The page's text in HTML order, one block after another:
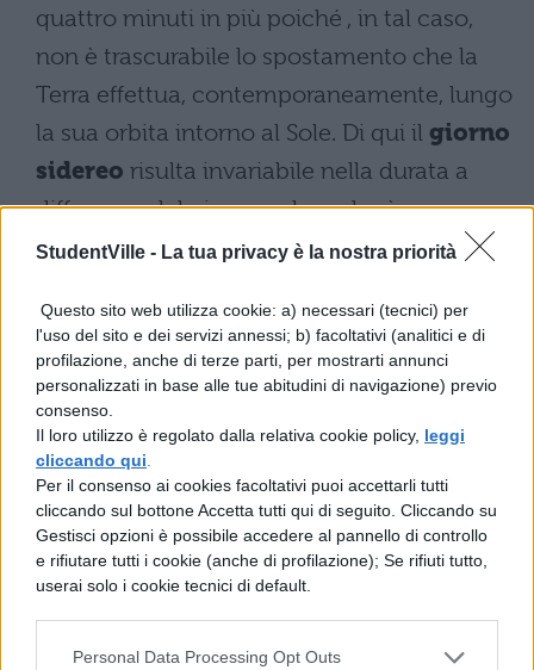
StudentVille - La tua privacy è la nostra priorità
Questo sito web utilizza cookie: a) necessari (tecnici) per
l'uso del sito e dei servizi annessi; b) facoltativi (analitici e di
profilazione, anche di terze parti, per mostrarti annunci
personalizzati in base alle tue abitudini di navigazione) previo
consenso.
Il loro utilizzo è regolato dalla relativa cookie policy, leggi
cliccando qui
Per il consenso ai cookies facoltativi puoi accettarli tutti
cliccando sul bottone Accetta tutti qui di seguito. Cliccando su
Gestisci opzioni è possibile accedere al pannello di controllo
e rifiutare tutti i cookie (anche di profilazione); Se rifiuti tutto,
userai solo i cookie tecnici di default.
Personal Data Processing Opt Outs
quattro minuti in più poiché , in tal caso,
non è trascurabile lo spostamento che la
Terra effettua, contemporaneamente, lungo
la sua orbita intorno al Sole. Di qui il giorno
sidereo risulta invariabile nella durata a
differenza del giorno solare che è
influenzato dalla variazione di velocità della
TI POTREBBE INTERESSARE
TEMI E SAGGI
Spiega la differenza tra
portata e regime di un
fiume